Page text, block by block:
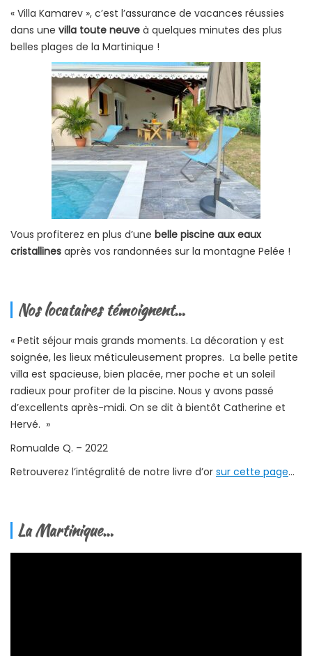
« Villa Kamarev », c’est l’assurance de vacances réussies
dans une villa toute neuve à quelques minutes des plus
belles plages de la Martinique !
Vous profiterez en plus d’une belle piscine aux eaux
cristallines après vos randonnées sur la montagne Pelée !
Nos locataires témoignent…
« Petit séjour mais grands moments. La décoration y est
soignée, les lieux méticuleusement propres. La belle petite
villa est spacieuse, bien placée, mer poche et un soleil
radieux pour profiter de la piscine. Nous y avons passé
d’excellents après-midi. On se dit à bientôt Catherine et
Hervé. »
Romualde Q. – 2022
Retrouverez l’intégralité de notre livre d’or sur cette page…
La Martinique…